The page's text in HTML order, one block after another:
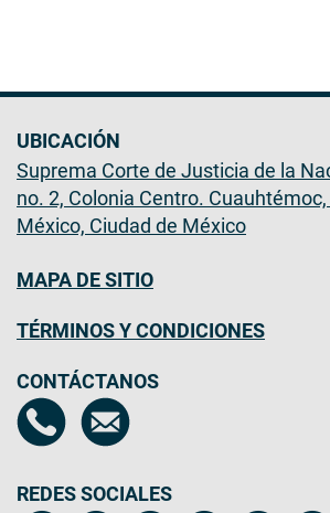
UBICACIÓN
Suprema Corte de Justicia de la
no. 2, Colonia Centro. Cuauhtémoc,
México, Ciudad de México
MAPA DE SITIO
TÉRMINOS Y CONDICIONES
CONTÁCTANOS
REDES SOCIALES